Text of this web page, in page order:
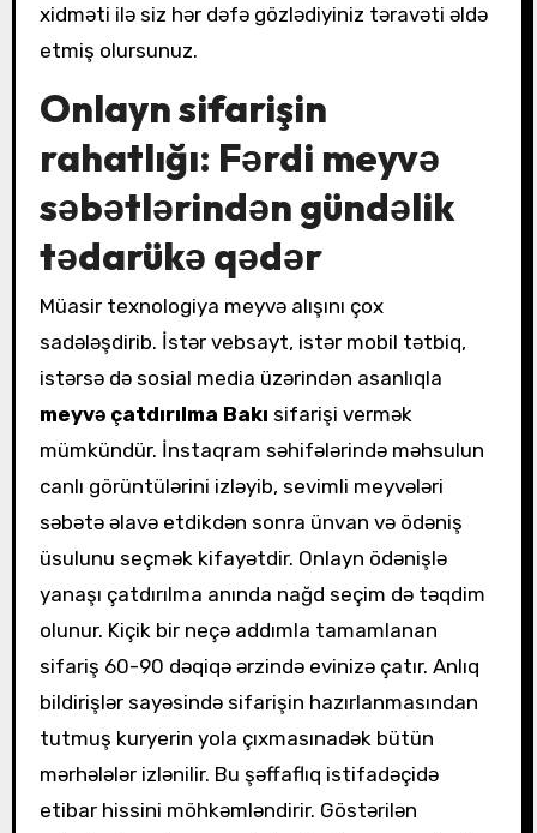
xidməti ilə siz hər dəfə gözlədiyiniz təravəti əldə
etmiş olursunuz.
Onlayn sifarişin
rahatlığı: Fərdi meyvə
səbətlərindən gündəlik
tədarükə qədər
Müasir texnologiya meyvə alışını çox
sadələşdirib. İstər vebsayt, istər mobil tətbiq,
istərsə də sosial media üzərindən asanlıqla
meyvə çatdırılma Bakı sifarişi vermək
mümkündür. İnstaqram səhifələrində məhsulun
canlı görüntülərini izləyib, sevimli meyvələri
səbətə əlavə etdikdən sonra ünvan və ödəniş
üsulunu seçmək kifayətdir. Onlayn ödənişlə
yanaşı çatdırılma anında nağd seçim də təqdim
olunur. Kiçik bir neçə addımla tamamlanan
sifariş 60-90 dəqiqə ərzində evinizə çatır. Anlıq
bildirişlər sayəsində sifarişin hazırlanmasından
tutmuş kuryerin yola çıxmasınadək bütün
mərhələlər izlənilir. Bu şəffaflıq istifadəçidə
etibar hissini möhkəmləndirir. Göstərilən